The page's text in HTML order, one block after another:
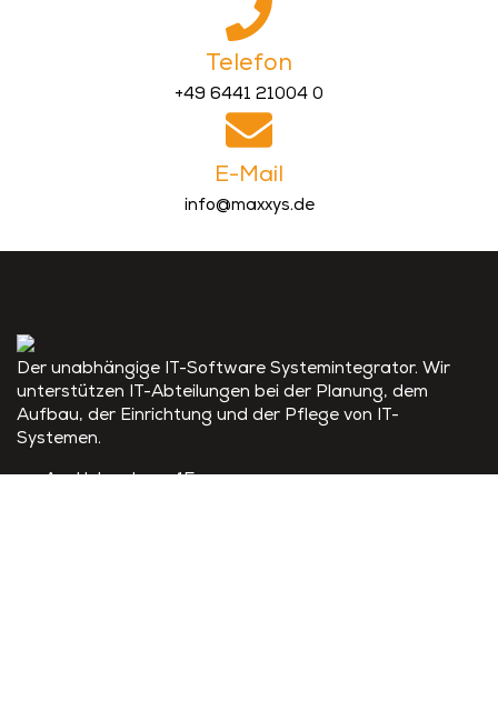
Telefon
+49 6441 21004 0
E-Mail
info@maxxys.de
Der unabhängige IT-Software Systemintegrator. Wir
unterstützen IT-Abteilungen bei der Planung, dem
Aufbau, der Einrichtung und der Pflege von IT-
Systemen.